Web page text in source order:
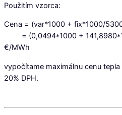
Použitím vzorca:
Cena = (var*1000 + fix*1000/
= (0,0494*1000 +
€/MWh
vypočítame maximálnu cenu
20% DPH.